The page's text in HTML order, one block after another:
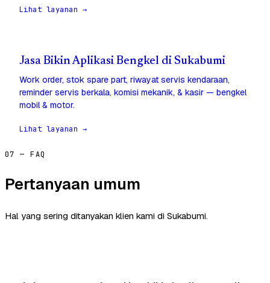
Lihat layanan →
Jasa Bikin Aplikasi Bengkel di Sukabumi
Work order, stok spare part, riwayat servis kendaraan,
reminder servis berkala, komisi mekanik, & kasir — bengkel
mobil & motor.
Lihat layanan →
07 — FAQ
Pertanyaan umum
Hal yang sering ditanyakan klien kami di Sukabumi.